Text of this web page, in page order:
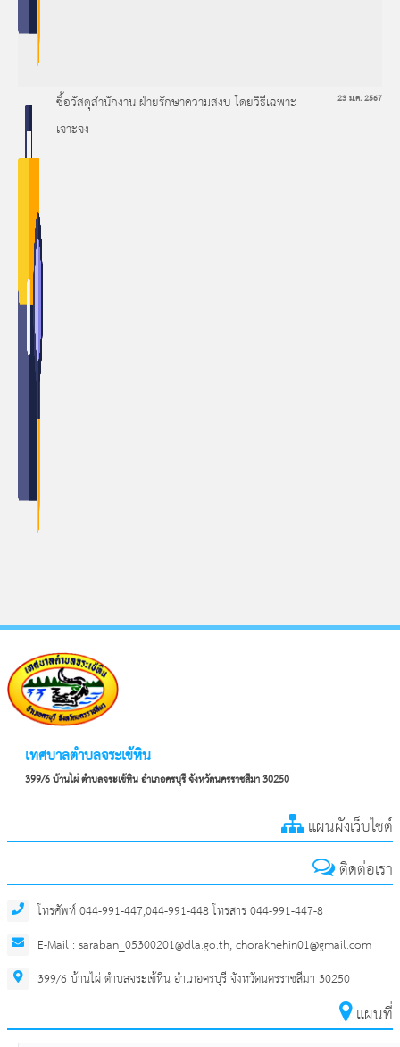
ซื้อวัสดุสำนักงาน ฝ่ายรักษาความสงบ โดยวิธีเฉพาะ
เจาะจง
23 ม.ค. 2567
เทศบาลตำบลจระเข้หิน
399/6 บ้านไผ่ ตำบลจระเข้หิน อำเภอครบุรี จังหวัดนครราชสีมา 30250
แผนผังเว็บไซต์
ติดต่อเรา
โทรศัพท์ 044-991-447,044-991-448 โทรสาร 044-991-447-8
E-Mail : saraban_05300201@dla.go.th, chorakhehin01@gmail.com
399/6 บ้านไผ่ ตำบลจระเข้หิน อำเภอครบุรี จังหวัดนครราชสีมา 30250
แผนที่